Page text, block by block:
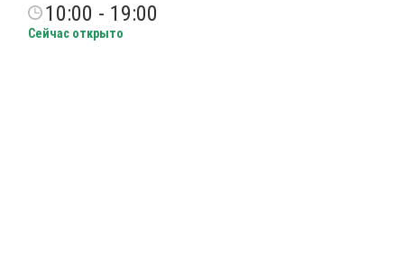
10:00 - 19:00
Сейчас открыто